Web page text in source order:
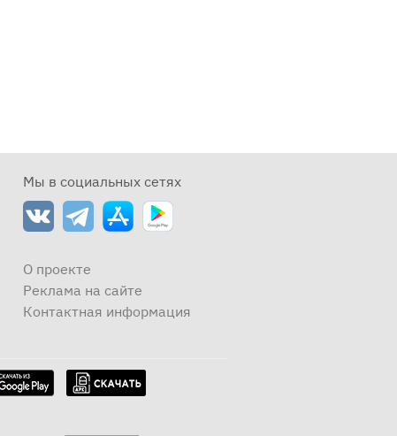
Мы в социальных сетях
О проекте
Реклама на сайте
Контактная информация